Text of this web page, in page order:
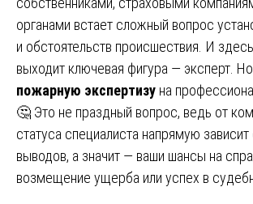
органами встает сложный вопрос
и обстоятельств происшествия. И
выходит ключевая фигура — эксперт. Но
пожарную экспертизу на
🤔 Это не праздный вопрос, ведь от
статуса специалиста напрямую
выводов, а значит — ваши шансы на
возмещение ущерба или успех в